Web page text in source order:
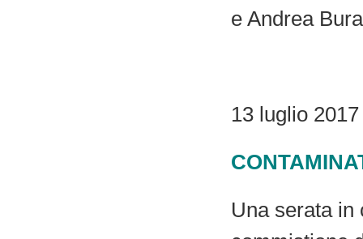
e Andrea
13 luglio
Una serata in